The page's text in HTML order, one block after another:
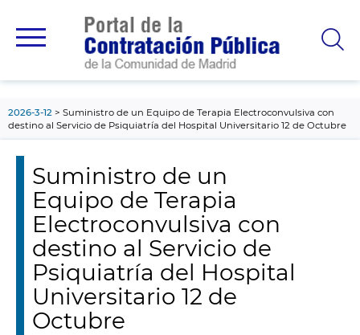
principal
2026-3-12
Suministro de un Equipo de Terapia Electroconvulsiva con
destino al Servicio de Psiquiatría del Hospital Universitario 12 de Octubre
Suministro de un
Equipo de Terapia
Electroconvulsiva con
destino al Servicio de
Psiquiatría del Hospital
Universitario 12 de
Octubre